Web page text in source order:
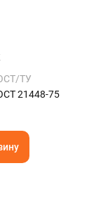
ТУ
21448-75